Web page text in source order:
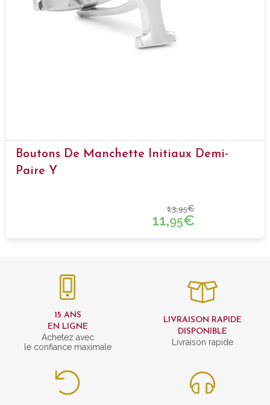
Boutons De Manchette Initiaux Demi-
Paire Y
13,95€
11,95€
15 ANS
EN LIGNE
Achetez avec
le confiance maximale
LIVRAISON RAPIDE
DISPONIBLE
Livraison rapide